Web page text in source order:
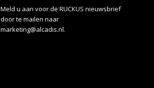
Meld u aan voor de RUCKUS nieuwsbrief
door te mailen naar
marketing@alcadis.nl.